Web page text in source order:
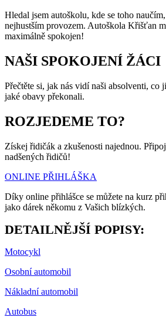
Hledal jsem autoškolu, kde se toho
nejhustším provozem. Autoškola Křišťan
maximálně spokojen!
NAŠI SPOKOJENÍ ŽÁCI
Přečtěte si, jak nás vidí naši absolventi, co
jaké obavy překonali.
ROZJEDEME TO?
Získej řidičák a zkušenosti najednou.
nadšených řidičů!
ONLINE PŘIHLÁŠKA
Díky online přihlášce se můžete na kurz
jako dárek někomu z Vašich blízkých.
DETAILNĚJŠÍ POPISY:
Motocykl
Osobní automobil
Nákladní automobil
Autobus